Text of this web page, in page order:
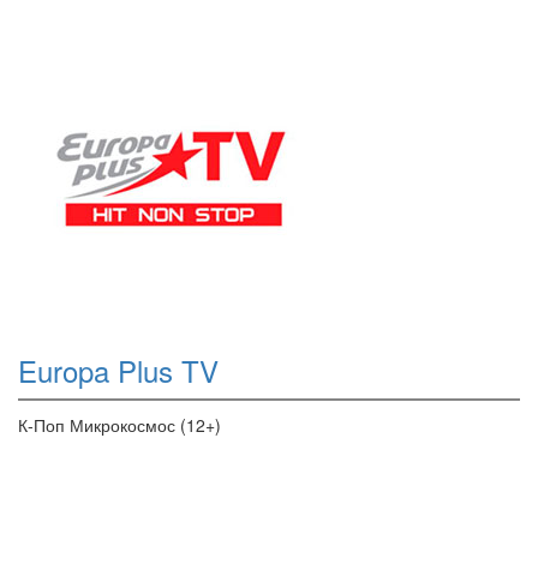
Europa Plus TV
К-Поп Микрокосмос (12+)